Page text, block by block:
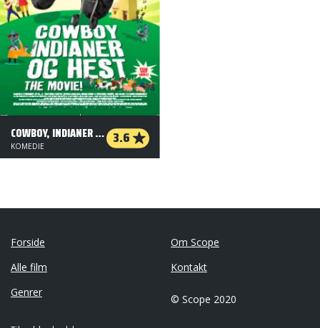
COWBOY, INDIANER OG HEST - THE MOVIE! 3.6
KOMEDIE
Forside
Alle film
Genrer
Om Scope
Kontakt
© Scope 2020